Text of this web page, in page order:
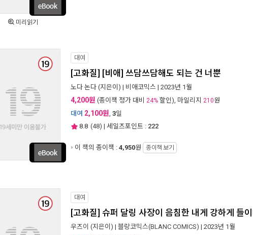
미리읽기
대여
[고화질] [비애] 쓰담쓰담해도 되는 건 너뿐
노다 논다 (지은이) | 비애코믹스 | 2023년 1월
4,200원 (종이책 정가 대비 24% 할인), 마일리지 210원
대여 2,100원, 3일
8.8 (48) | 세일즈포인트 : 222
이 책의 종이책 : 4,950원 종이책 보기
대여
[고화질] 슈퍼 달링 사장이 음침한 내게 강하게 들
우즈이 (지은이) | 블랑코믹스(BLANC COMICS) | 2023년 1월